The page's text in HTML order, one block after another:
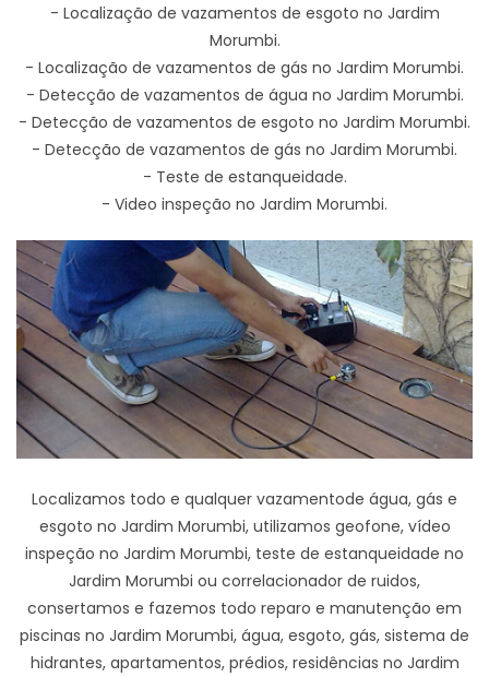
- Localização de vazamentos de esgoto no Jardim
Morumbi.
- Localização de vazamentos de gás no Jardim Morumbi.
- Detecção de vazamentos de água no Jardim Morumbi.
- Detecção de vazamentos de esgoto no Jardim Morumbi.
- Detecção de vazamentos de gás no Jardim Morumbi.
- Teste de estanqueidade.
- Video inspeção no Jardim Morumbi.
Localizamos todo e qualquer vazamentode água, gás e
esgoto no Jardim Morumbi, utilizamos geofone, vídeo
inspeção no Jardim Morumbi, teste de estanqueidade no
Jardim Morumbi ou correlacionador de ruidos,
consertamos e fazemos todo reparo e manutenção em
piscinas no Jardim Morumbi, água, esgoto, gás, sistema de
hidrantes, apartamentos, prédios, residências no Jardim